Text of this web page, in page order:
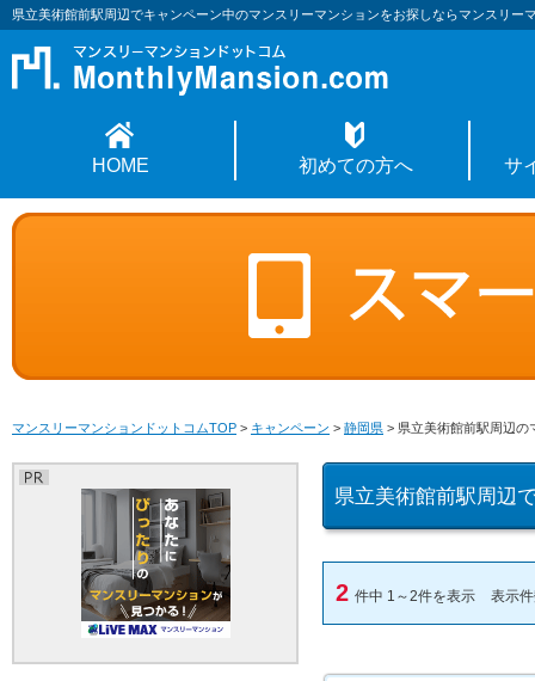
県立美術館前駅周辺でキャンペーン中のマンスリーマンションをお探しならマンスリー
HOME 初めての方へ サ
マンスリーマンションドットコムTOP > キャンペーン > 静岡県 > 県立美術館前駅周辺の
県立美術館前駅周辺
2 件中 1～2件を表示 表示